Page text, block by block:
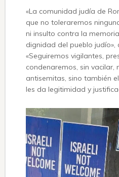
«La comunidad judía de
que no toleraremos
ni insulto contra la
dignidad del pueblo judío»,
«Seguiremos vigilantes,
condenaremos, sin vacilar,
antisemitas, sino también
les da legitimidad y